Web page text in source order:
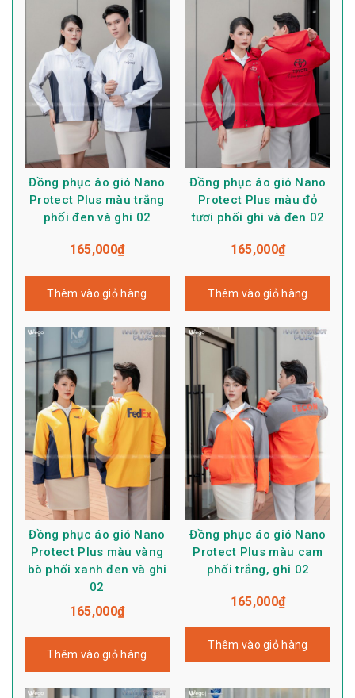
Đồng phục áo gió Nano
Protect Plus màu trắng
phối đen và ghi 02
165,000₫
Thêm vào giỏ hàng
Đồng phục áo gió Nano
Protect Plus màu đỏ
tươi phối ghi và đen 02
165,000₫
Thêm vào giỏ hàng
Đồng phục áo gió Nano
Protect Plus màu vàng
bò phối xanh đen và ghi
02
165,000₫
Thêm vào giỏ hàng
Đồng phục áo gió Nano
Protect Plus màu cam
phối trắng, ghi 02
165,000₫
Thêm vào giỏ hàng